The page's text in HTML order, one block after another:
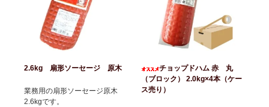
2.6kg 扇形ソーセージ 原木
業務用の扇形ソーセージ原木
2.6kgです。
チョップドハム 赤 丸
（ブロック） 2.0kg×4本（ケー
ス売り）